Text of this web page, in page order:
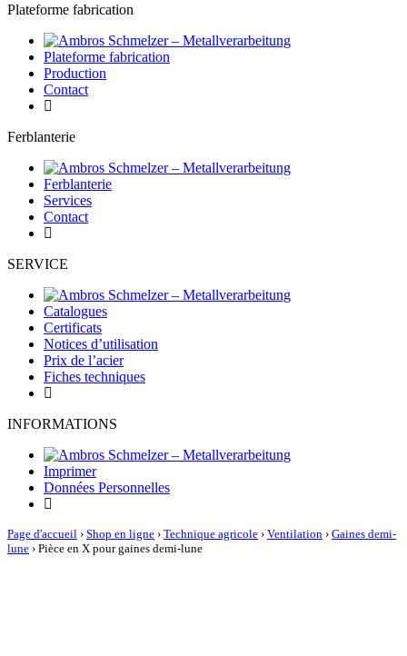
Plateforme fabrication
Plateforme fabrication
Production
Contact
Ferblanterie
Ferblanterie
Services
Contact
SERVICE
Catalogues
Certificats
Notices d’utilisation
Prix de l’acier
Fiches techniques
INFORMATIONS
Imprimer
Données Personnelles
Page d'accueil › Shop en ligne › Technique agricole › Ventilation › Gaines demi-
lune › Pièce en X pour gaines demi-lune